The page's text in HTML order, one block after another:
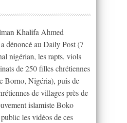
Khalifa Ahmed
dénoncé au Daily Post (7
nigérian, les rapts, viols
de 250 filles chrétiennes
Borno, Nigéria), puis de
de villages près de
islamiste Boko
les vidéos de ces